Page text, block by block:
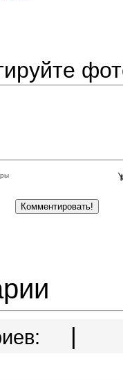
|